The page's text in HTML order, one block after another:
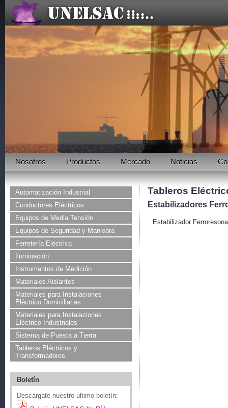
Nosotros Productos Mercado Noticias
Automatización Industrial
Conductores Eléctricos
Equipos de Media Tensión
Equipos de Seguridad y Maniobra
Ferretería Eléctrica
Iluminación
Instrumentos de Medición
Materiales Aislantes
Materiales para Instalaciones
Eléctrico Domiciliarias
Materiales para Instalaciones
Eléctrico Industriales
Sistema de Puesta a Tierra
Tableros Eléctricos y
Transformadores
Boletín
Descárgate nuestro último boletín:
Tableros
Estabilizadores
Estabilizador